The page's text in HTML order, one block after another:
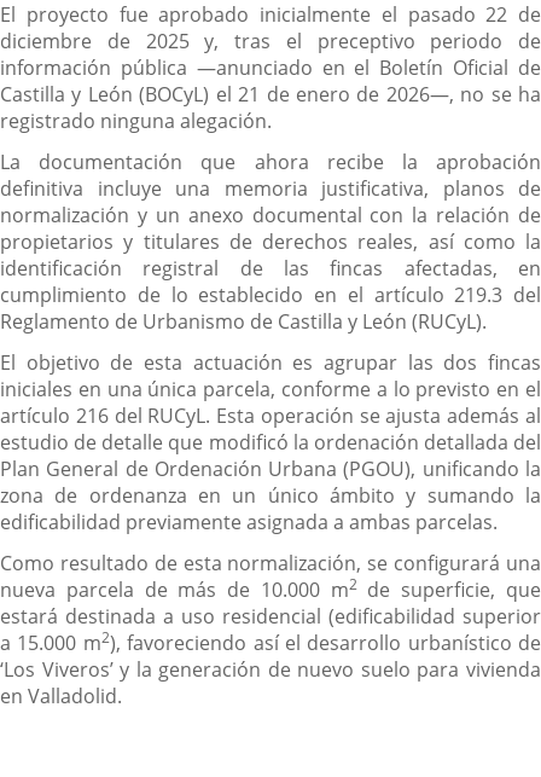
El proyecto fue aprobado inicialmente el pasado 22 de
diciembre de 2025 y, tras el preceptivo periodo de
información pública —anunciado en el Boletín Oficial de
Castilla y León (BOCyL) el 21 de enero de 2026—, no se ha
registrado ninguna alegación.
La documentación que ahora recibe la aprobación
definitiva incluye una memoria justificativa, planos de
normalización y un anexo documental con la relación de
propietarios y titulares de derechos reales, así como la
identificación registral de las fincas afectadas, en
cumplimiento de lo establecido en el artículo 219.3 del
Reglamento de Urbanismo de Castilla y León (RUCyL).
El objetivo de esta actuación es agrupar las dos fincas
iniciales en una única parcela, conforme a lo previsto en el
artículo 216 del RUCyL. Esta operación se ajusta además al
estudio de detalle que modificó la ordenación detallada del
Plan General de Ordenación Urbana (PGOU), unificando la
zona de ordenanza en un único ámbito y sumando la
edificabilidad previamente asignada a ambas parcelas.
Como resultado de esta normalización, se configurará una
nueva parcela de más de 10.000 m2de superficie, que
estará destinada a uso residencial (edificabilidad superior
a 15.000 m2), favoreciendo así el desarrollo urbanístico de
‘Los Viveros’ y la generación de nuevo suelo para vivienda
en Valladolid.